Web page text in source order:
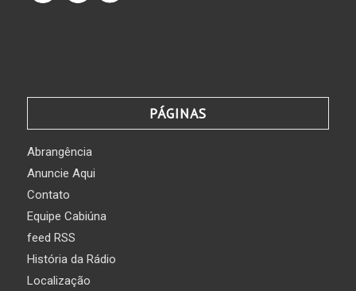
PÁGINAS
Abrangência
Anuncie Aqui
Contato
Equipe Cabiúna
feed RSS
História da Rádio
Localização